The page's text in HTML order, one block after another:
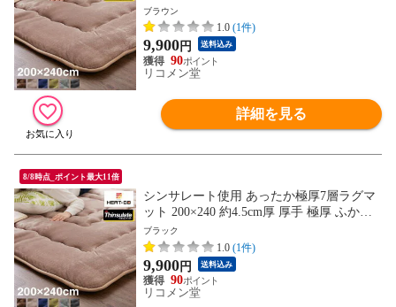
か リビング ラグ ラグマット ホットカーペ
ット対応 絨毯 カーペット あったか シンサ
レート こたつ 敷布団 こたつ敷き布団【送
料無料】
ブラウン
1.0 (1件)
9,900円 送料込み
90
リコメン堂
詳細を見る
8/8時点_ポイント最大11倍
シンサレート使用 あったか極厚7層ラグマ
ット 200×240 約4.5cm厚 厚手 極厚 ふかふ
か リビング ラグ ラグマット ホットカーペ
ット対応 絨毯 カーペット あったか シンサ
レート こたつ 敷布団 こたつ敷き布団【送
料無料】
ブラック
1.0 (1件)
9,900円 送料込み
90
リコメン堂